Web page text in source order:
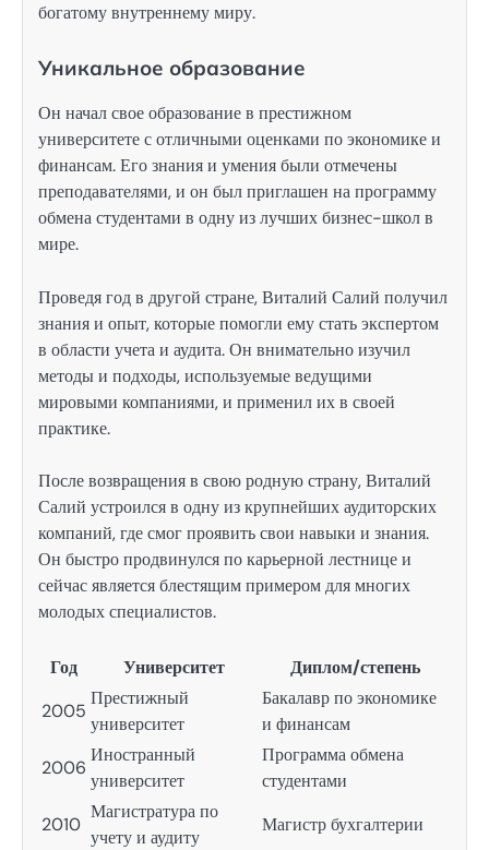
богатому внутреннему миру.
Уникальное образование
Он начал свое образование в престижном
университете с отличными оценками по экономике и
финансам. Его знания и умения были отмечены
преподавателями, и он был приглашен на программу
обмена студентами в одну из лучших бизнес-школ в
мире.
Проведя год в другой стране, Виталий Салий получил
знания и опыт, которые помогли ему стать экспертом
в области учета и аудита. Он внимательно изучил
методы и подходы, используемые ведущими
мировыми компаниями, и применил их в своей
практике.
После возвращения в свою родную страну, Виталий
Салий устроился в одну из крупнейших аудиторских
компаний, где смог проявить свои навыки и знания.
Он быстро продвинулся по карьерной лестнице и
сейчас является блестящим примером для многих
молодых специалистов.
Год Университет
Диплом/степень
2005
Престижный
университет
Бакалавр по экономике
и финансам
2006
Иностранный
университет
Программа обмена
студентами
2010
Магистратура по
учету и аудиту
Магистр бухгалтерии